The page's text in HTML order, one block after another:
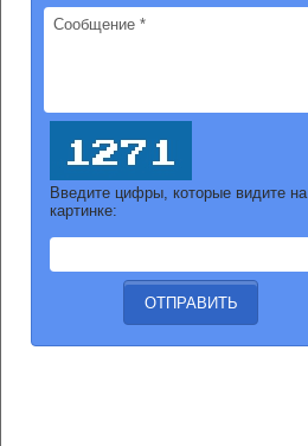
Введите цифры, которые видите на
картинке: